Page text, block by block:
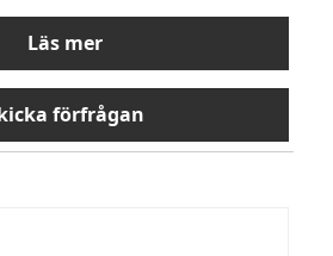
Läs mer
förfrågan